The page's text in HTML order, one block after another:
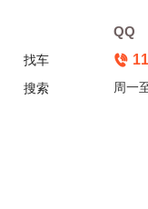
找车
搜索
QQ
周一